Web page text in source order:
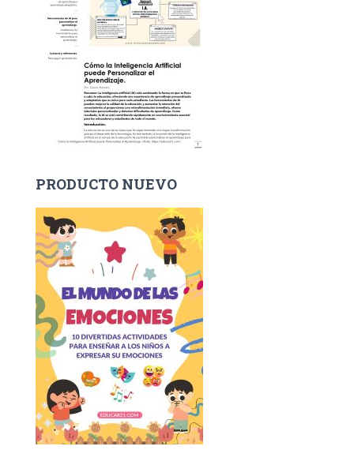
PRODUCTO NUEVO